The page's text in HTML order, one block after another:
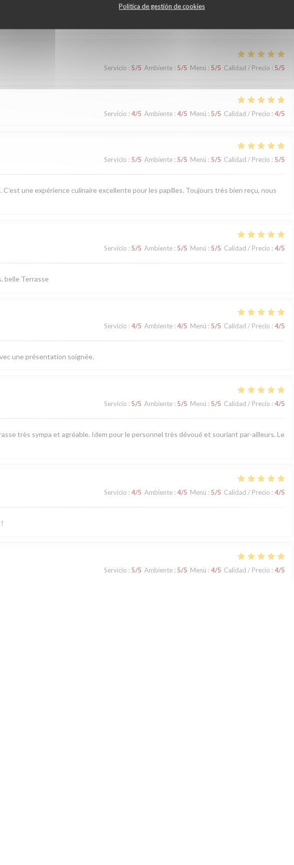
Política de gestión de cookies
Servicio : 5/5 Ambiente : 5/5 Menú : 5/5 Calidad / Precio : 5/5
Servicio : 4/5 Ambiente :4/5 Menú : 5/5 Calidad / Precio : 4/5
Servicio : 5/5 Ambiente : 5/5 Menú : 5/5 Calidad / Precio : 5/5
C’est une expérience culinaire excellente pour les papilles. Toujours très bien reçu, nous
Servicio : 5/5 Ambiente : 5/5 Menú : 5/5 Calidad / Precio : 4/5
belle Terrasse
Servicio : 4/5 Ambiente : 4/5 Menú : 5/5 Calidad / Precio : 4/5
une présentation soignée.
Servicio : 5/5 Ambiente : 5/5 Menú : 5/5 Calidad / Precio : 4/5
très sympa et agréable. Idem pour le personnel très dévoué et souriant par-ailleurs. Le
Servicio : 4/5 Ambiente : 4/5 Menú : 5/5 Calidad / Precio : 4/5
Servicio : 5/5 Ambiente : 5/5 Menú : 4/5 Calidad / Precio : 4/5